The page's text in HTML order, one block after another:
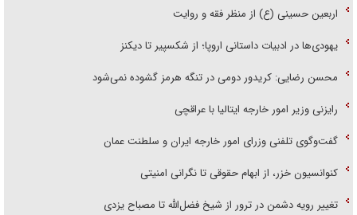
اربعین حسینی (ع) از منظر فقه و روایت
یهودی‌ها در ادبیات داستانی اروپا؛ از شکسپیر تا دیکنز
محسن رضایی: کریدور دومی در تنگه هرمز گشوده نمی‌شود
رایزنی وزیر امور خارجه ایتالیا با عراقچی
گفت‌وگوی تلفنی وزرای امور خارجه ایران و سلطنت عمان
کنوانسیون خزر، از ابهام حقوقی تا نگرانی امنیتی
تغییر رویه دشمن در ترور از شیخ فضل‌الله تا مصباح یزدی